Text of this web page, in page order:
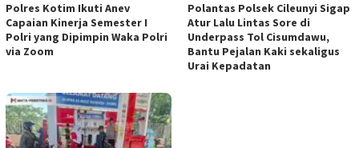
Polres Kotim Ikuti Anev
Capaian Kinerja Semester I
Polri yang Dipimpin Waka Polri
via Zoom
Polantas Polsek Cileunyi Sigap
Atur Lalu Lintas Sore di
Underpass Tol Cisumdawu,
Bantu Pejalan Kaki sekaligus
Urai Kepadatan